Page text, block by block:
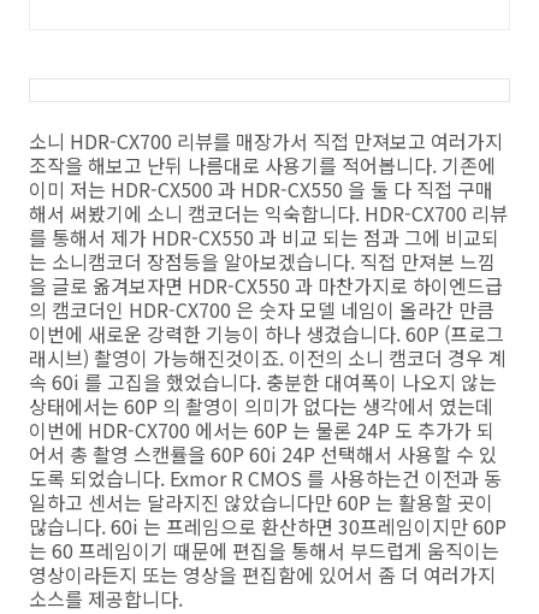
소니 HDR-CX700 리뷰를 매장가서 직접 만져보고 여러가지
조작을 해보고 난뒤 나름대로 사용기를 적어봅니다. 기존에
이미 저는 HDR-CX500 과 HDR-CX550 을 둘 다 직접 구매
해서 써봤기에 소니 캠코더는 익숙합니다. HDR-CX700 리뷰
를 통해서 제가 HDR-CX550 과 비교 되는 점과 그에 비교되
는 소니캠코더 장점등을 알아보겠습니다. 직접 만져본 느낌
을 글로 옮겨보자면 HDR-CX550 과 마찬가지로 하이엔드급
의 캠코더인 HDR-CX700 은 숫자 모델 네임이 올라간 만큼
이번에 새로운 강력한 기능이 하나 생겼습니다. 60P (프로그
래시브) 촬영이 가능해진것이죠. 이전의 소니 캠코더 경우 계
속 60i 를 고집을 했었습니다. 충분한 대여폭이 나오지 않는
상태에서는 60P 의 촬영이 의미가 없다는 생각에서 였는데
이번에 HDR-CX700 에서는 60P 는 물론 24P 도 추가가 되
어서 총 촬영 스캔률을 60P 60i 24P 선택해서 사용할 수 있
도록 되었습니다. Exmor R CMOS 를 사용하는건 이전과 동
일하고 센서는 달라지진 않았습니다만 60P 는 활용할 곳이
많습니다. 60i 는 프레임으로 환산하면 30프레임이지만 60P
는 60 프레임이기 때문에 편집을 통해서 부드럽게 움직이는
영상이라든지 또는 영상을 편집함에 있어서 좀 더 여러가지
소스를 제공합니다.